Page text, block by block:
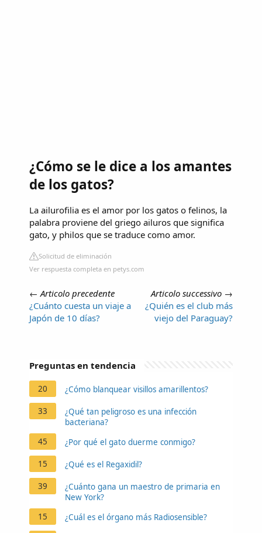
¿Cómo se le dice a los amantes
de los gatos?
La ailurofilia es el amor por los gatos o felinos, la
palabra proviene del griego ailuros que significa
gato, y philos que se traduce como amor.
Solicitud de eliminación
Ver respuesta completa en petys.com
←Articolo precedente
¿Cuánto cuesta un viaje a
Japón de 10 días?
Articolo successivo →
¿Quién es el club más
viejo del Paraguay?
Preguntas en tendencia
20 ¿Cómo blanquear visillos amarillentos?
33
¿Qué tan peligroso es una infección
bacteriana?
45
¿Por qué el gato duerme conmigo?
15 ¿Qué es el Regaxidil?
39
¿Cuánto gana un maestro de primaria en
New York?
15
¿Cuál es el órgano más Radiosensible?